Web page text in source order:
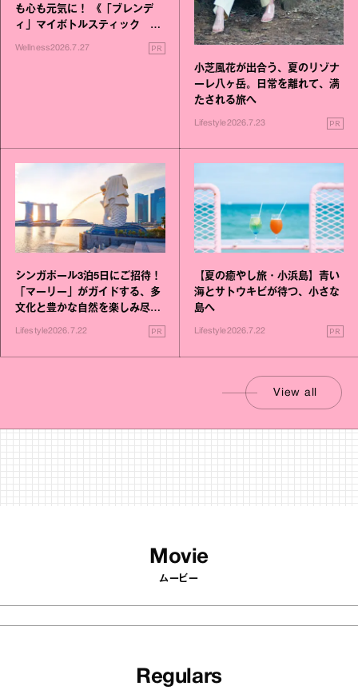
も心も元気に！ 《「ブレンデ
ィ」マイボトルスティック い
いこと毎日》シリーズが誕生
Wellness2026.7.27 PR
小芝風花が出合う、夏のリゾナ
ーレ八ヶ岳。日常を離れて、満
たされる旅へ
Lifestyle2026.7.23 PR
シンガポール3泊5日にご招待！
「マーリー」がガイドする、多
文化と豊かな自然を楽しみ尽く
す旅
Lifestyle2026.7.22 PR
【夏の癒やし旅・小浜島】青い
海とサトウキビが待つ、小さな
島へ
Lifestyle2026.7.22 PR
View all
Movie
ムービー
Regulars